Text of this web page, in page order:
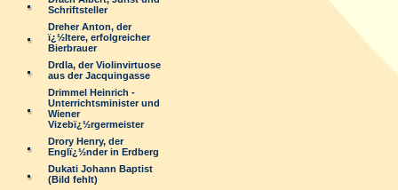
Schriftsteller
Dreher Anton, der
ï¿½ltere, erfolgreicher
Bierbrauer
Drdla, der Violinvirtuose
aus der Jacquingasse
Drimmel Heinrich -
Unterrichtsminister und
Wiener
Vizebï¿½rgermeister
Drory Henry, der
Englï¿½nder in Erdberg
Dukati Johann Baptist
(Bild fehlt)